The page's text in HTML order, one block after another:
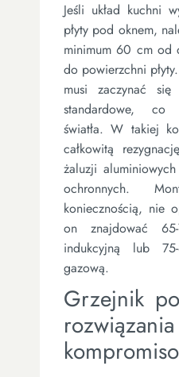
Jeśli układ kuchni
płyty pod oknem,
minimum 60 cm od
do powierzchni
musi zaczynać
standardowe, co
światła. W takiej
całkowitą
żaluzji
ochronnych.
koniecznością, nie
on znajdować
indukcyjną lub
gazową.
Grzejnik
rozwiązania